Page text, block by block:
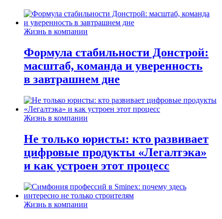
Жизнь в компании
Формула стабильности Донстрой:
масштаб, команда и уверенность
в завтрашнем дне
Жизнь в компании
Не только юристы: кто развивает
цифровые продукты «Легалтэка»
и как устроен этот процесс
Жизнь в компании